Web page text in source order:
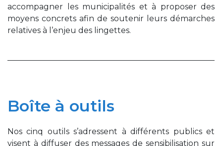
accompagner les municipalités et à proposer des
moyens concrets afin de soutenir leurs démarches
relatives à l’enjeu des lingettes.
Boîte à outils
Nos cinq outils s’adressent à différents publics et
visent à diffuser des messages de sensibilisation sur